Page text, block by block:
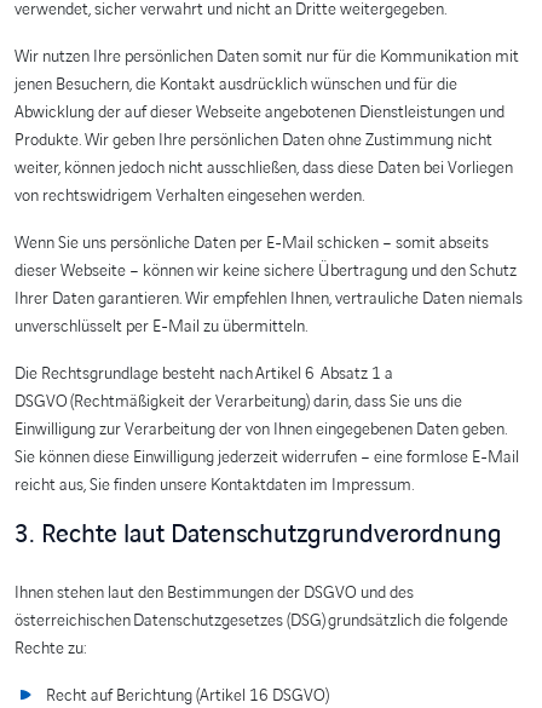
verwendet, sicher verwahrt und nicht an Dritte weitergegeben.
Wir nutzen Ihre persönlichen Daten somit nur für die Kommunikation mit
jenen Besuchern, die Kontakt ausdrücklich wünschen und für die
Abwicklung der auf dieser Webseite angebotenen Dienstleistungen und
Produkte. Wir geben Ihre persönlichen Daten ohne Zustimmung nicht
weiter, können jedoch nicht ausschließen, dass diese Daten bei Vorliegen
von rechtswidrigem Verhalten eingesehen werden.
Wenn Sie uns persönliche Daten per E-Mail schicken – somit abseits
dieser Webseite – können wir keine sichere Übertragung und den Schutz
Ihrer Daten garantieren. Wir empfehlen Ihnen, vertrauliche Daten niemals
unverschlüsselt per E-Mail zu übermitteln.
Die Rechtsgrundlage besteht nach Artikel 6 Absatz 1 a
DSGVO (Rechtmäßigkeit der Verarbeitung) darin, dass Sie uns die
Einwilligung zur Verarbeitung der von Ihnen eingegebenen Daten geben.
Sie können diese Einwilligung jederzeit widerrufen – eine formlose E-Mail
reicht aus, Sie finden unsere Kontaktdaten im Impressum.
3. Rechte laut Datenschutzgrundverordnung
Ihnen stehen laut den Bestimmungen der DSGVO und des
österreichischen Datenschutzgesetzes (DSG) grundsätzlich die folgende
Rechte zu:
Recht auf Berichtung (Artikel 16 DSGVO)